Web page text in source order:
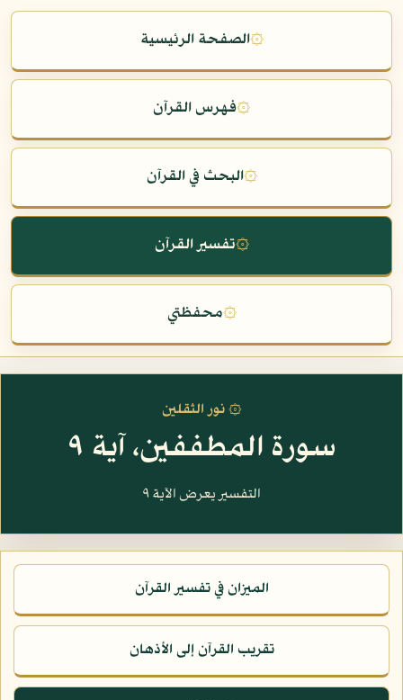
۞الصفحة الرئيسية
۞فهرس القرآن
۞البحث في القرآن
۞تفسير القرآن
۞محفظتي
۞ نور الثقلين
سورة المطففين، آية ٩
التفسير يعرض الآية ٩
الميزان في تفسير القرآن
تقريب القرآن إلى الأذهان